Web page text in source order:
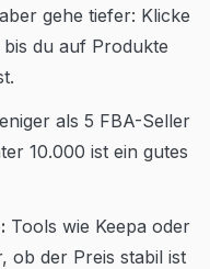
gehe tiefer: Klicke
du auf Produkte
als 5 FBA-Seller
10.000 ist ein gutes
Tools wie Keepa oder
ob der Preis stabil ist